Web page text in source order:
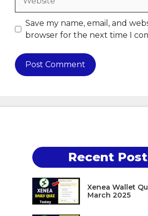
Save my name, email, and
browser for the next time I
Recent
Xenea Wallet
March 2025